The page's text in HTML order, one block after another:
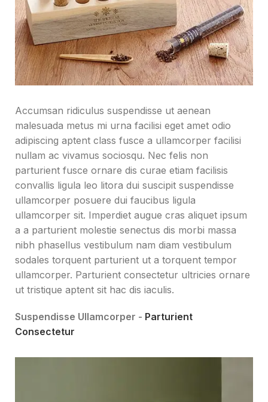
Accumsan ridiculus suspendisse ut aenean
malesuada metus mi urna facilisi eget amet odio
adipiscing aptent class fusce a ullamcorper facilisi
nullam ac vivamus sociosqu. Nec felis non
parturient fusce ornare dis curae etiam facilisis
convallis ligula leo litora dui suscipit suspendisse
ullamcorper posuere dui faucibus ligula
ullamcorper sit. Imperdiet augue cras aliquet ipsum
a a parturient molestie senectus dis morbi massa
nibh phasellus vestibulum nam diam vestibulum
sodales torquent parturient ut a torquent tempor
ullamcorper. Parturient consectetur ultricies ornare
ut tristique aptent sit hac dis iaculis.
Suspendisse Ullamcorper - Parturient
Consectetur